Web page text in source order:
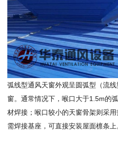
弧线型通风天窗外观呈圆弧型（流
窗。通常情况下，喉口大于1.5m的
材焊接；喉口较小的天窗骨架则采
需焊接基座，可直接安装屋面檩条上